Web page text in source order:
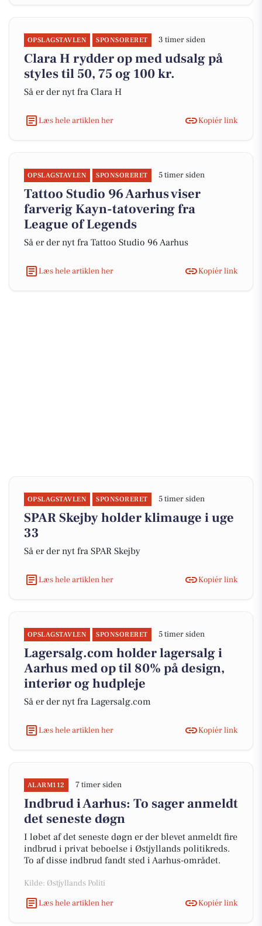
OPSLAGSTAVLEN SPONSORERET 3 timer siden
Clara H rydder op med udsalg på
styles til 50, 75 og 100 kr.
Så er der nyt fra Clara H
Læs hele artiklen her Kopiér link
OPSLAGSTAVLEN SPONSORERET 5 timer siden
Tattoo Studio 96 Aarhus viser
farverig Kayn-tatovering fra
League of Legends
Så er der nyt fra Tattoo Studio 96 Aarhus
Læs hele artiklen her Kopiér link
OPSLAGSTAVLEN SPONSORERET 5 timer siden
SPAR Skejby holder klimauge i uge
33
Så er der nyt fra SPAR Skejby
Læs hele artiklen her Kopiér link
OPSLAGSTAVLEN SPONSORERET 5 timer siden
Lagersalg.com holder lagersalg i
Aarhus med op til 80% på design,
interiør og hudpleje
Så er der nyt fra Lagersalg.com
Læs hele artiklen her Kopiér link
ALARM112 7 timer siden
Indbrud i Aarhus: To sager anmeldt
det seneste døgn
I løbet af det seneste døgn er der blevet anmeldt fire
indbrud i privat beboelse i Østjyllands politikreds.
To af disse indbrud fandt sted i Aarhus-området.
Kilde: Østjyllands Politi
Læs hele artiklen her
Kopiér link